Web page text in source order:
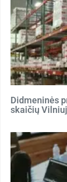
Didmeninės
skaičių